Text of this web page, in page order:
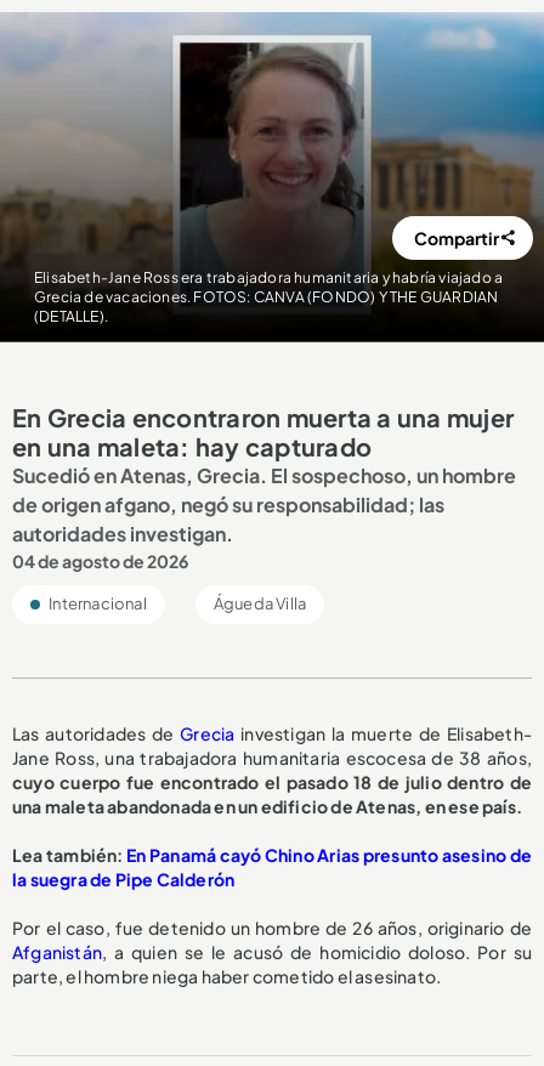
Elisabeth-Jane Ross era trabajadora humanitaria y habría viajado a
Grecia de vacaciones. FOTOS: CANVA (FONDO) Y THE GUARDIAN
(DETALLE).
Compartir
En Grecia encontraron muerta a una mujer
en una maleta: hay capturado
Sucedió en Atenas, Grecia. El sospechoso, un hombre
de origen afgano, negó su responsabilidad; las
autoridades investigan.
04 de agosto de 2026
Internacional Águeda Villa
Las autoridades deGrecia investigan la muerte de Elisabeth-
Jane Ross, una trabajadora humanitaria escocesa de 38 años,
cuyo cuerpo fue encontrado el pasado 18 de julio dentro de
una maleta abandonada en un edificio de Atenas, en ese país.
Lea también: En Panamá cayó Chino Arias presunto asesino de
la suegra de Pipe Calderón
Por el caso, fue detenido un hombre de 26 años, originario de
Afganistán, a quien se le acusó de homicidio doloso. Por su
parte, el hombre niega haber cometido el asesinato.